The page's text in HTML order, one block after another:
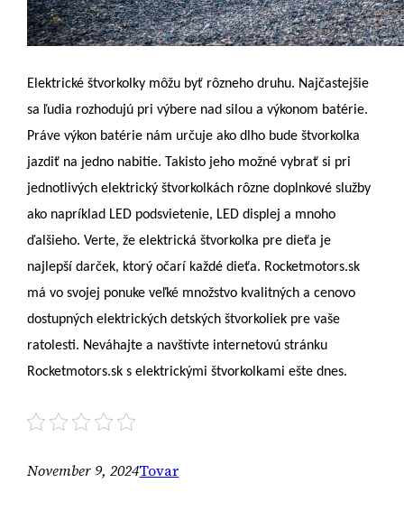
Elektrické štvorkolky môžu byť rôzneho druhu. Najčastejšie
sa ľudia rozhodujú pri výbere nad silou a výkonom batérie.
Práve výkon batérie nám určuje ako dlho bude štvorkolka
jazdiť na jedno nabitie. Takisto jeho možné vybrať si pri
jednotlivých elektrický štvorkolkách rôzne doplnkové služby
ako napríklad LED podsvietenie, LED displej a mnoho
ďalšieho. Verte, že elektrická štvorkolka pre dieťa je
najlepší darček, ktorý očarí každé dieťa. Rocketmotors.sk
má vo svojej ponuke veľké množstvo kvalitných a cenovo
dostupných elektrických detských štvorkoliek pre vaše
ratolesti. Neváhajte a navštívte internetovú stránku
Rocketmotors.sk s elektrickými štvorkolkami ešte dnes.
November 9, 2024Tovar